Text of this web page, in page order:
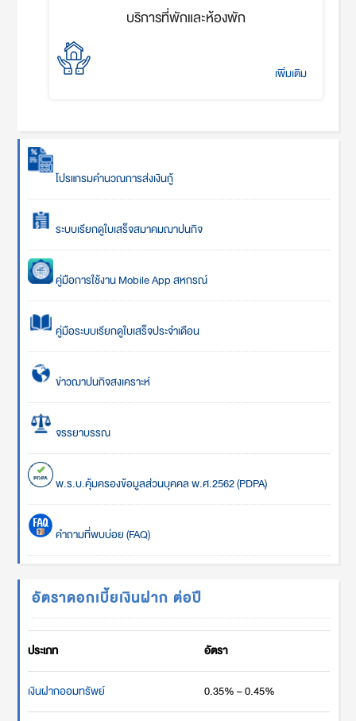
บริการที่พักและห้องพัก
เพิ่มเติม
โปรแกรมคำนวณการส่งเงินกู้
ระบบเรียกดูใบเสร็จสมาคมฌาปนกิจ
คู่มือการใช้งาน Mobile App สหกรณ์
คู่มือระบบเรียกดูใบเสร็จประจำเดือน
ข่าวฌาปนกิจสงเคราะห์
จรรยาบรรณ
พ.ร.บ.คุ้มครองข้อมูลส่วนบุคคล พ.ศ.2562 (PDPA)
คำถามที่พบบ่อย (FAQ)
อัตราดอกเบี้ยเงินฝาก ต่อปี
ประเภท อัตรา
เงินฝากออมทรัพย์ 0.35% – 0.45%